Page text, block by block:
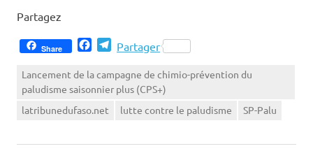
Partagez
Share FacebookTelegram
Partager
Lancement de la campagne de chimio-prévention du
paludisme saisonnier plus (CPS+)
latribunedufaso.net
lutte contre le paludisme SP-Palu